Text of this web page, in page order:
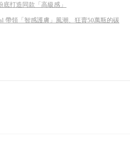
打造同款「高級感」
帶領「智感護膚」風潮、狂賣50萬瓶的碳